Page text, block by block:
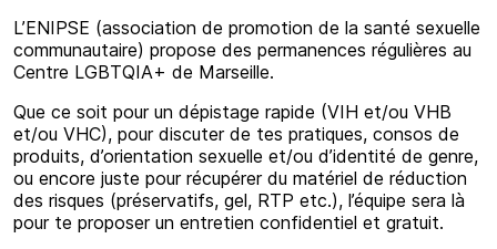
L’ENIPSE (association de promotion de la santé sexuelle
communautaire) propose des permanences régulières au
Centre LGBTQIA+ de Marseille.
Que ce soit pour un dépistage rapide (VIH et/ou VHB
et/ou VHC), pour discuter de tes pratiques, consos de
produits, d’orientation sexuelle et/ou d’identité de genre,
ou encore juste pour récupérer du matériel de réduction
des risques (préservatifs, gel, RTP etc.), l’équipe sera là
pour te proposer un entretien confidentiel et gratuit.